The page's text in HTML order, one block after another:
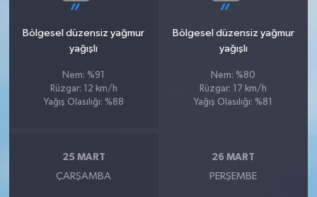
Bölgesel düzensiz yağmur
yağışlı
Nem: %91
Rüzgar: 12 km/h
Yağış Olasılığı: %88
Bölgesel düzensiz yağmur
yağışlı
Nem: %80
Rüzgar: 17 km/h
Yağış Olasılığı: %81
25 MART
ÇARŞAMBA
26 MART
PERŞEMBE